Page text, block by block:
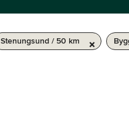
Stenungsund / 50 km